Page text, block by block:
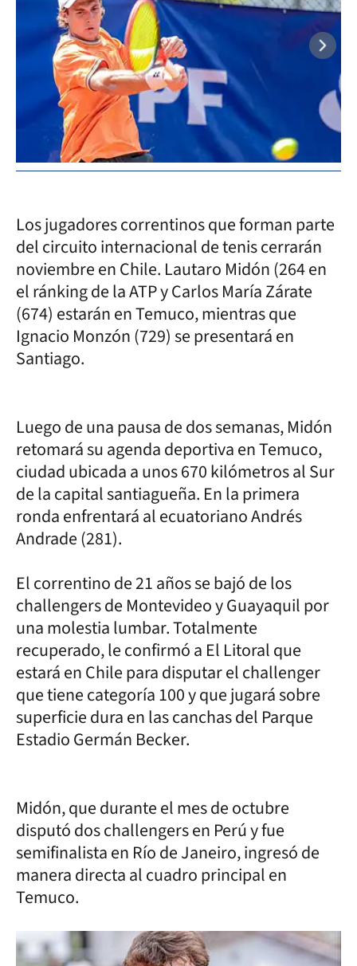
Los jugadores correntinos que forman parte
del circuito internacional de tenis cerrarán
noviembre en Chile. Lautaro Midón (264 en
el ránking de la ATP y Carlos María Zárate
(674) estarán en Temuco, mientras que
Ignacio Monzón (729) se presentará en
Santiago.
Luego de una pausa de dos semanas, Midón
retomará su agenda deportiva en Temuco,
ciudad ubicada a unos 670 kilómetros al Sur
de la capital santiagueña. En la primera
ronda enfrentará al ecuatoriano Andrés
Andrade (281).
El correntino de 21 años se bajó de los
challengers de Montevideo y Guayaquil por
una molestia lumbar. Totalmente
recuperado, le confirmó a El Litoral que
estará en Chile para disputar el challenger
que tiene categoría 100 y que jugará sobre
superficie dura en las canchas del Parque
Estadio Germán Becker.
Midón, que durante el mes de octubre
disputó dos challengers en Perú y fue
semifinalista en Río de Janeiro, ingresó de
manera directa al cuadro principal en
Temuco.